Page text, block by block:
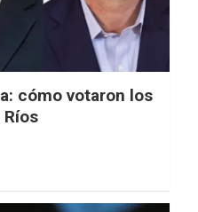
cómo votaron los